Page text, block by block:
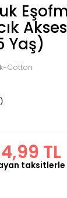
Yaş)
Cotton
TL
taksitlerle